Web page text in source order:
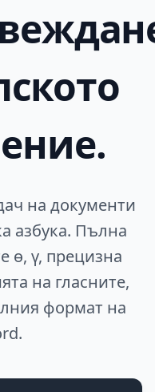
на документи
азбука. Пълна
ө, ү, прецизна
на гласните,
формат на